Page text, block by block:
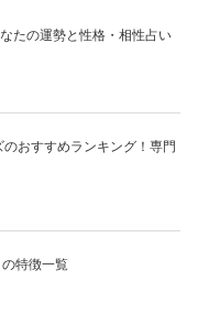
たの運勢と性格・相性占い
のおすすめランキング！専門
特徴一覧